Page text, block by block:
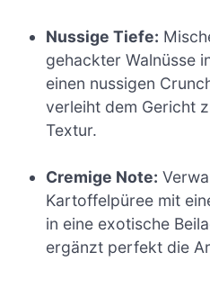
Nussige Tiefe:
gehackter Walnüsse
einen nussigen
verleiht dem Gericht
Textur.
Cremige Note:
Kartoffelpüree mit
in eine exotische
ergänzt perfekt die